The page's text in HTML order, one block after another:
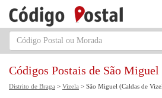
Códigos Postais de São
Distrito de Braga > Vizela > São Miguel (Caldas de